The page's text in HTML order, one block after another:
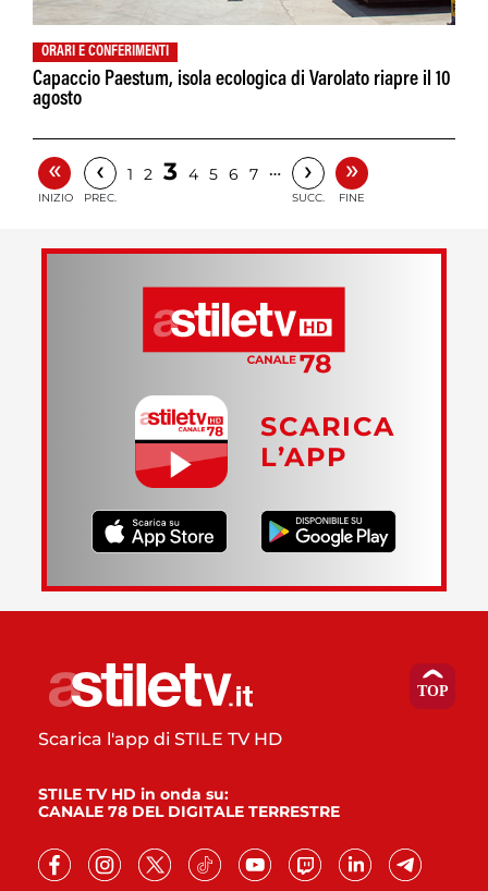
ORARI E CONFERIMENTI
Capaccio Paestum, isola ecologica di Varolato riapre il 10
agosto
«
INIZIO
‹
PREC.
1 2 3 4 5 6 7 … ›
SUCC.
»
FINE
SCARICA
L’APP
Scarica l'app di STILE TV HD
STILE TV HD in onda su:
CANALE 78 DEL DIGITALE TERRESTRE